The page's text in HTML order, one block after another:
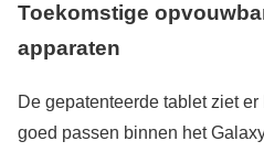
Toekomstige
apparaten
De gepatenteerde tablet ziet
goed passen binnen het